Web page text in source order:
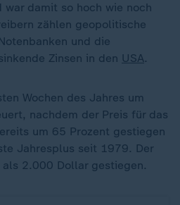
damit so hoch wie noch
zählen geopolitische
und die
Zinsen in den USA.
Wochen des Jahres um
nachdem der Preis für das
um 65 Prozent gestiegen
Jahresplus seit 1979. Der
2.000 Dollar gestiegen.